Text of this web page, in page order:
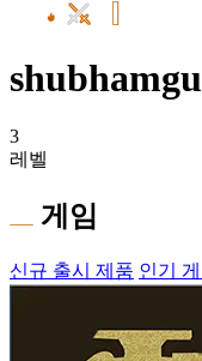
3
레벨
게임
신규 출시 제품 인기